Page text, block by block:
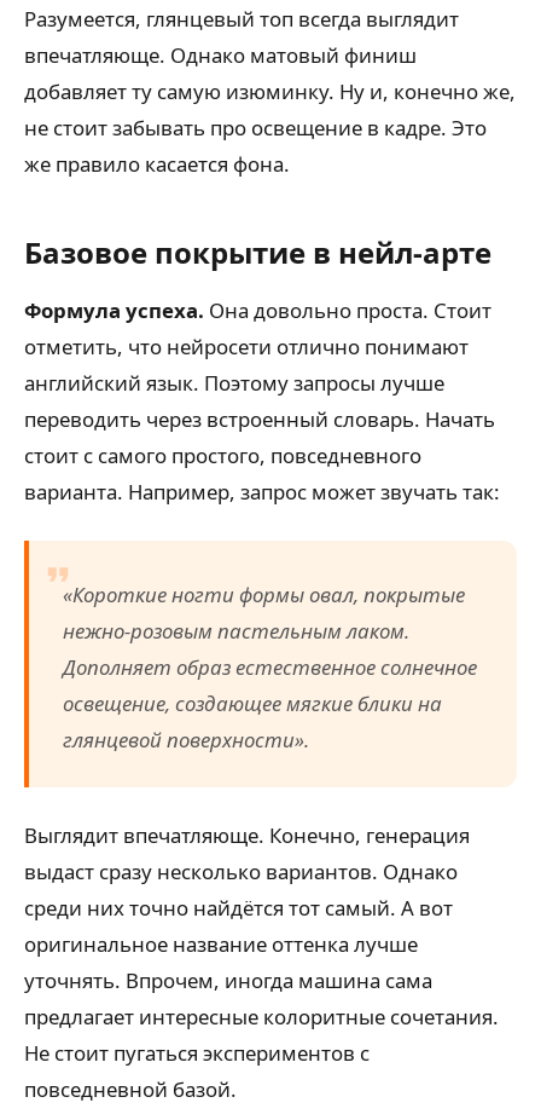
Разумеется, глянцевый топ всегда выглядит
впечатляюще. Однако матовый финиш
добавляет ту самую изюминку. Ну и, конечно же,
не стоит забывать про освещение в кадре. Это
же правило касается фона.
Базовое покрытие в нейл-арте
Формула успеха. Она довольно проста. Стоит
отметить, что нейросети отлично понимают
английский язык. Поэтому запросы лучше
переводить через встроенный словарь. Начать
стоит с самого простого, повседневного
варианта. Например, запрос может звучать так:
«Короткие ногти формы овал, покрытые
нежно-розовым пастельным лаком.
Дополняет образ естественное солнечное
освещение, создающее мягкие блики на
глянцевой поверхности».
Выглядит впечатляюще. Конечно, генерация
выдаст сразу несколько вариантов. Однако
среди них точно найдётся тот самый. А вот
оригинальное название оттенка лучше
уточнять. Впрочем, иногда машина сама
предлагает интересные колоритные сочетания.
Не стоит пугаться экспериментов с
повседневной базой.